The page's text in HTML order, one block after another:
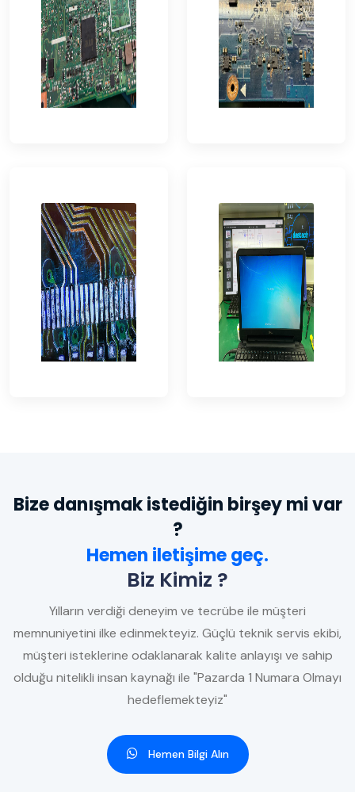
Bize danışmak istediğin birşey mi var
?
Hemen iletişime geç.
Biz Kimiz ?
Yılların verdiği deneyim ve tecrübe ile müşteri
memnuniyetini ilke edinmekteyiz. Güçlü teknik servis ekibi,
müşteri isteklerine odaklanarak kalite anlayışı ve sahip
olduğu nitelikli insan kaynağı ile "Pazarda 1 Numara Olmayı
hedeflemekteyiz"
Hemen Bilgi Alın